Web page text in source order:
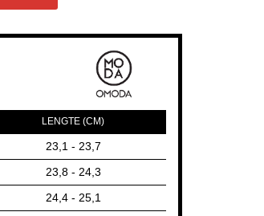
LENGTE (CM)
23,1 - 23,7
23,8 - 24,3
24,4 - 25,1